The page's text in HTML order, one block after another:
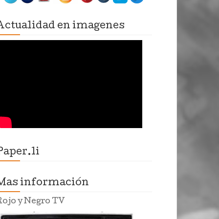
en imagenes
información
y Negro TV